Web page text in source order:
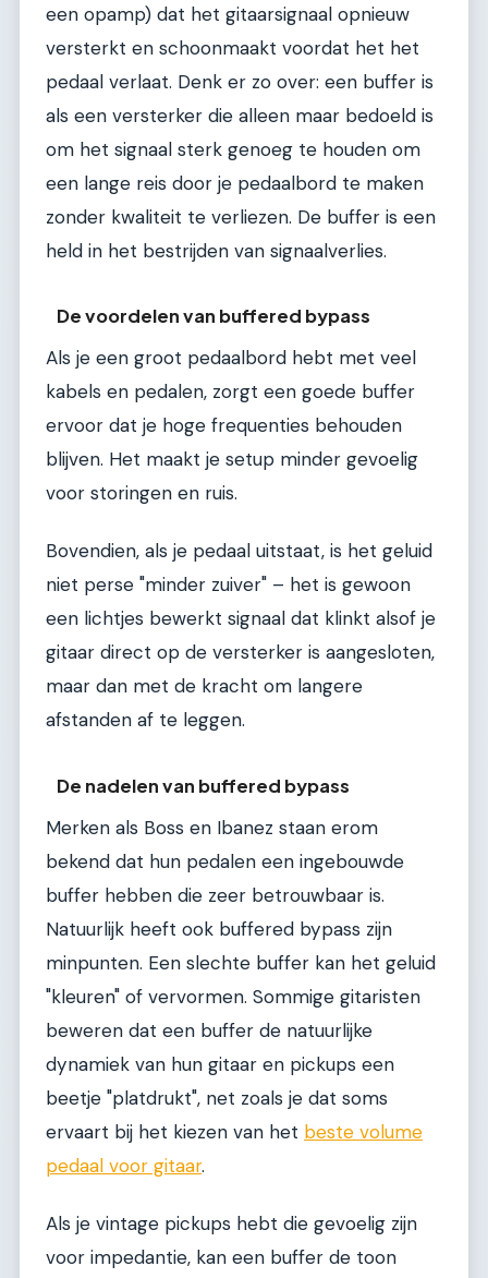
een opamp) dat het gitaarsignaal opnieuw
versterkt en schoonmaakt voordat het het
pedaal verlaat. Denk er zo over: een buffer is
als een versterker die alleen maar bedoeld is
om het signaal sterk genoeg te houden om
een lange reis door je pedaalbord te maken
zonder kwaliteit te verliezen. De buffer is een
held in het bestrijden van signaalverlies.
De voordelen van buffered bypass
Als je een groot pedaalbord hebt met veel
kabels en pedalen, zorgt een goede buffer
ervoor dat je hoge frequenties behouden
blijven. Het maakt je setup minder gevoelig
voor storingen en ruis.
Bovendien, als je pedaal uitstaat, is het geluid
niet perse "minder zuiver" – het is gewoon
een lichtjes bewerkt signaal dat klinkt alsof je
gitaar direct op de versterker is aangesloten,
maar dan met de kracht om langere
afstanden af te leggen.
De nadelen van buffered bypass
Merken als Boss en Ibanez staan erom
bekend dat hun pedalen een ingebouwde
buffer hebben die zeer betrouwbaar is.
Natuurlijk heeft ook buffered bypass zijn
minpunten. Een slechte buffer kan het geluid
"kleuren" of vervormen. Sommige gitaristen
beweren dat een buffer de natuurlijke
dynamiek van hun gitaar en pickups een
beetje "platdrukt", net zoals je dat soms
ervaart bij het kiezen van het beste volume
pedaal voor gitaar.
Als je vintage pickups hebt die gevoelig zijn
voor impedantie, kan een buffer de toon